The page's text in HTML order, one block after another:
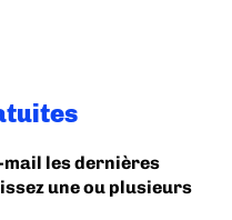
mail les dernières
une ou plusieurs